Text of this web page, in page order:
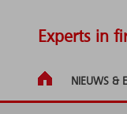
Experts in
NIEUWS &